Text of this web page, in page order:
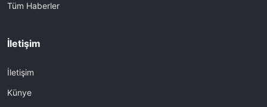
Tüm Haberler
İletişim
İletişim
Künye